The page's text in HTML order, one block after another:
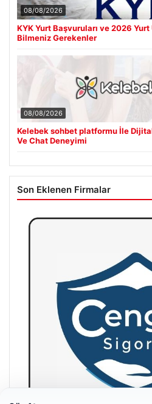
08/08/2026
KYK Yurt Başvuruları ve 2026
Bilmeniz Gerekenler
08/08/2026
Kelebek sohbet platformu İle
Ve Chat Deneyimi
Son Eklenen Firmalar